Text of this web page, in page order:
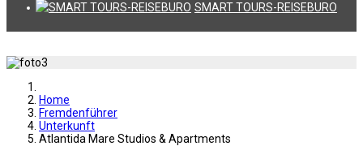
SMART TOURS-REISEBURO
Home
Fremdenführer
Unterkunft
Atlantida Mare Studios & Apartments